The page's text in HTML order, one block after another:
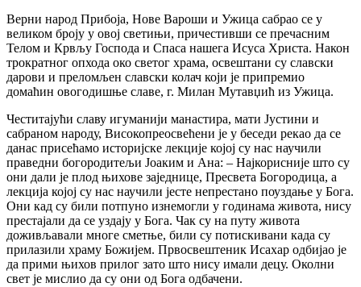
Верни народ Прибоја, Нове Вароши и Ужица сабрао се у
великом броју у овој светињи, причестивши се пречасним
Телом и Крвљу Господа и Спаса нашега Исуса Христа. Након
трократног опхода око светог храма, освештани су славски
дарови и преломљен славски колач који је припремио
домаћин овогодишње славе, г. Милан Мутавџић из Ужица.
Честитајући славу игуманији манастира, мати Јустини и
сабраном народу, Високопреосвећени је у беседи рекао да се
данас присећамо историјске лекције којој су нас научили
праведни богородитељи Јоаким и Ана: – Најкорисније што су
они дали је плод њихове заједнице, Пресвета Богородица, а
лекција којој су нас научили јесте непрестано поуздање у Бога.
Они кад су били потпуно изнемогли у годинама живота, нису
престајали да се уздају у Бога. Чак су на путу живота
доживљавали многе сметње, били су потискивани када су
прилазили храму Божијем. Првосвештеник Исахар одбијао је
да прими њихов прилог зато што нису имали децу. Околни
свет је мислио да су они од Бога одбачени.